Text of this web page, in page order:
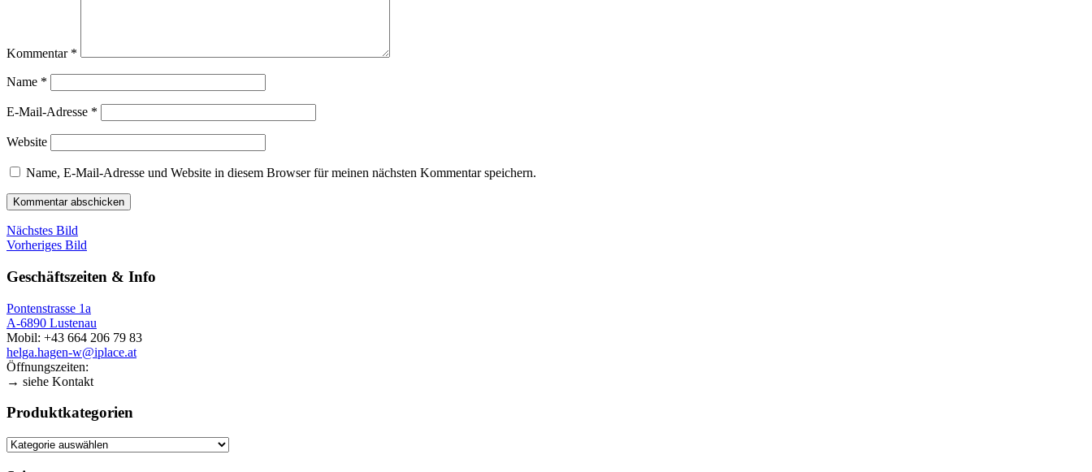
Kommentar *
Name *
E-Mail-Adresse *
Website
Name, E-Mail-Adresse und Website in diesem Browser für meinen nächsten Kommentar speichern.
Nächstes Bild
Vorheriges Bild
Geschäftszeiten & Info
Pontenstrasse 1a
A-6890 Lustenau
Mobil: +43 664 206 79 83
helga.hagen-w@iplace.at
Öffnungszeiten:
→ siehe Kontakt
Produktkategorien